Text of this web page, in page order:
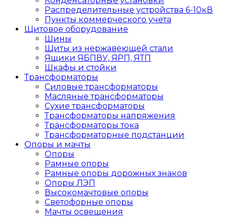
Распределительные устройства 6-10кВ
Пункты коммерческого учета
Щитовое оборудование
Шины
Щиты из нержавеющей стали
Ящики ЯБПВУ, ЯРП, ЯТП
Шкафы и стойки
Трансформаторы
Силовые трансформаторы
Масляные трансформаторы
Сухие трансформаторы
Трансформаторы напряжения
Трансформаторы тока
Трансформаторные подстанции
Опоры и мачты
Опоры
Рамные опоры
Рамные опоры дорожных знаков
Опоры ЛЭП
Высокомачтовые опоры
Светофорные опоры
Мачты освещения